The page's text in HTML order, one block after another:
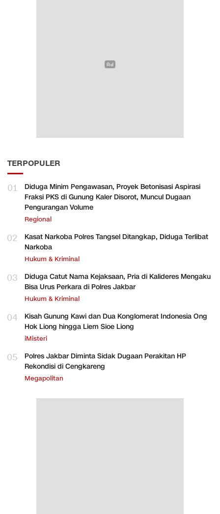
TERPOPULER
01
Diduga Minim Pengawasan, Proyek Betonisasi Aspirasi
Fraksi PKS di Gunung Kaler Disorot, Muncul Dugaan
Pengurangan Volume
Regional
02
Kasat Narkoba Polres Tangsel Ditangkap, Diduga Terlibat
Narkoba
Hukum & Kriminal
03
Diduga Catut Nama Kejaksaan, Pria di Kalideres Mengaku
Bisa Urus Perkara di Polres Jakbar
Hukum & Kriminal
04
Kisah Gunung Kawi dan Dua Konglomerat Indonesia Ong
Hok Liong hingga Liem Sioe Liong
iMisteri
05
Polres Jakbar Diminta Sidak Dugaan Perakitan HP
Rekondisi di Cengkareng
Megapolitan